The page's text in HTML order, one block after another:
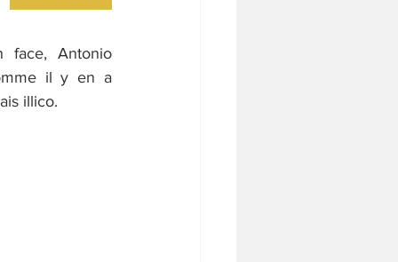
face, Antonio
il y en a
illico.